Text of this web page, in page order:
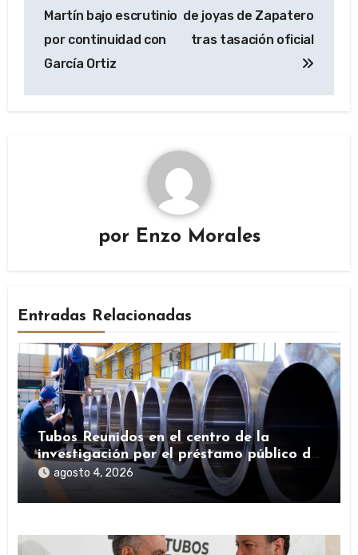
entradas
Martín bajo escrutinio
por continuidad con
García Ortiz
de joyas de Zapatero
tras tasación oficial
por Enzo Morales
Entradas Relacionadas
Tubos Reunidos en el centro de la
investigación por el préstamo público de
la SEPI durante la pandemia
agosto 4, 2026